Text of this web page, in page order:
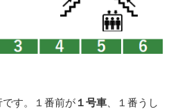
です。１番前が １号車 、１番うし